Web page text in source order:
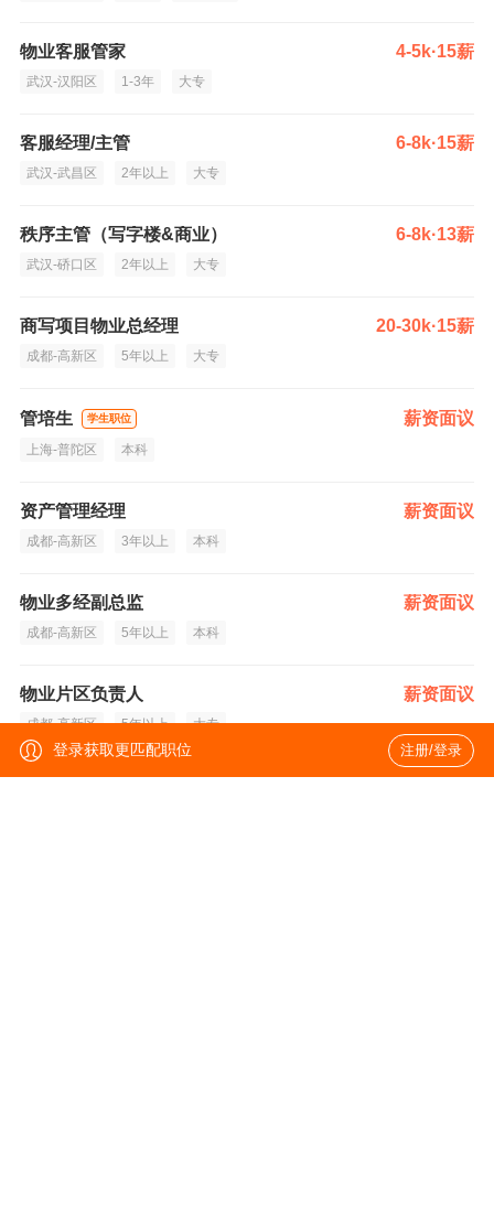
物业客服管家 4-5k·15薪
武汉-汉阳区 1-3年 大专
客服经理/主管 6-8k·15薪
武汉-武昌区 2年以上 大专
秩序主管（写字楼&商业） 6-8k·13薪
武汉-硚口区 2年以上 大专
商写项目物业总经理 20-30k·15薪
成都-高新区 5年以上 大专
管培生 学生职位 薪资面议
上海-普陀区 本科
资产管理经理 薪资面议
成都-高新区 3年以上 本科
物业多经副总监 薪资面议
成都-高新区 5年以上 本科
物业片区负责人 薪资面议
成都-高新区 5年以上 大专
登录获取更匹配职位 注册/登录